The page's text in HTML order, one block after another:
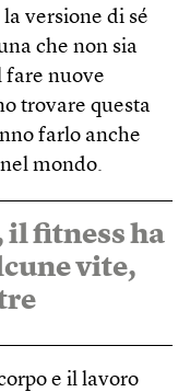
versione di sé
che non sia
fare nuove
trovare questa
farlo anche
mondo.
il fitness ha
vite,
e il lavoro